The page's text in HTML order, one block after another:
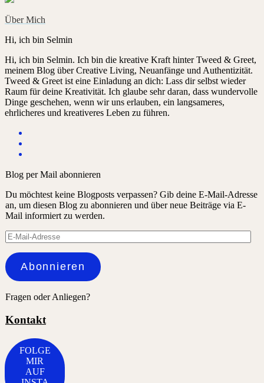
Über Mich
Hi, ich bin Selmin
Hi, ich bin Selmin. Ich bin die kreative Kraft hinter Tweed & Greet,
meinem Blog über Creative Living, Neuanfänge und Authentizität.
Tweed & Greet ist eine Einladung an dich: Lass dir selbst wieder
Raum für deine Kreativität. Ich glaube sehr daran, dass wundervolle
Dinge geschehen, wenn wir uns erlauben, ein langsameres,
ehrlicheres und kreativeres Leben zu führen.
Blog per Mail abonnieren
Du möchtest keine Blogposts verpassen? Gib deine E-Mail-Adresse
an, um diesen Blog zu abonnieren und über neue Beiträge via E-
Mail informiert zu werden.
E-
Mail-
Adresse
Abonnieren
Fragen oder Anliegen?
Kontakt
FOLGE
MIR
AUF